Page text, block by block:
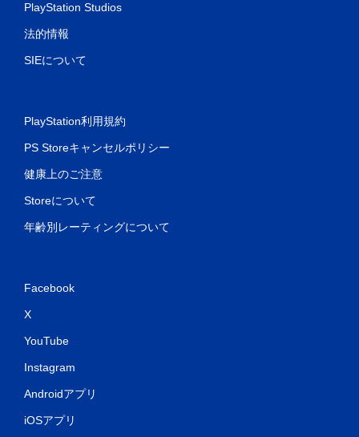
PlayStation Studios
法的情報
SIEについて
PlayStation利用規約
PS Storeキャンセルポリシー
健康上のご注意
Storeについて
年齢別レーティングについて
Facebook
X
YouTube
Instagram
Androidアプリ
iOSアプリ